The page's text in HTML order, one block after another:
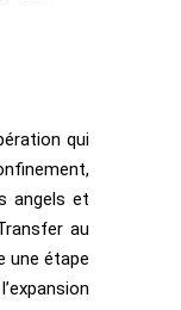
qui
angels et
au
une étape